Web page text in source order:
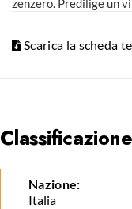
zenzero. Predilige un
Scarica la scheda
Classificazione
Nazione:
Italia